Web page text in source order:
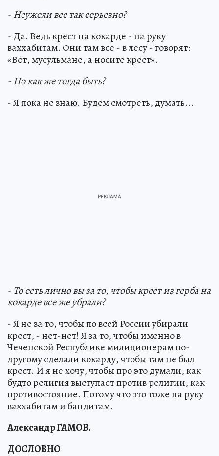
- Неужели все так серьезно?
- Да. Ведь крест на кокарде - на руку
ваххабитам. Они там все - в лесу - говорят:
«Вот, мусульмане, а носите крест».
- Но как же тогда быть?
- Я пока не знаю. Будем смотреть, думать...
- То есть лично вы за то, чтобы крест из герба на
кокарде все же убрали?
- Я не за то, чтобы по всей России убирали
крест, - нет-нет! Я за то, чтобы именно в
Чеченской Республике милиционерам по-
другому сделали кокарду, чтобы там не был
крест. И я не хочу, чтобы про это думали, как
будто религия выступает против религии, как
противостояние. Потому что это тоже на руку
ваххабитам и бандитам.
Александр ГАМОВ.
ДОСЛОВНО